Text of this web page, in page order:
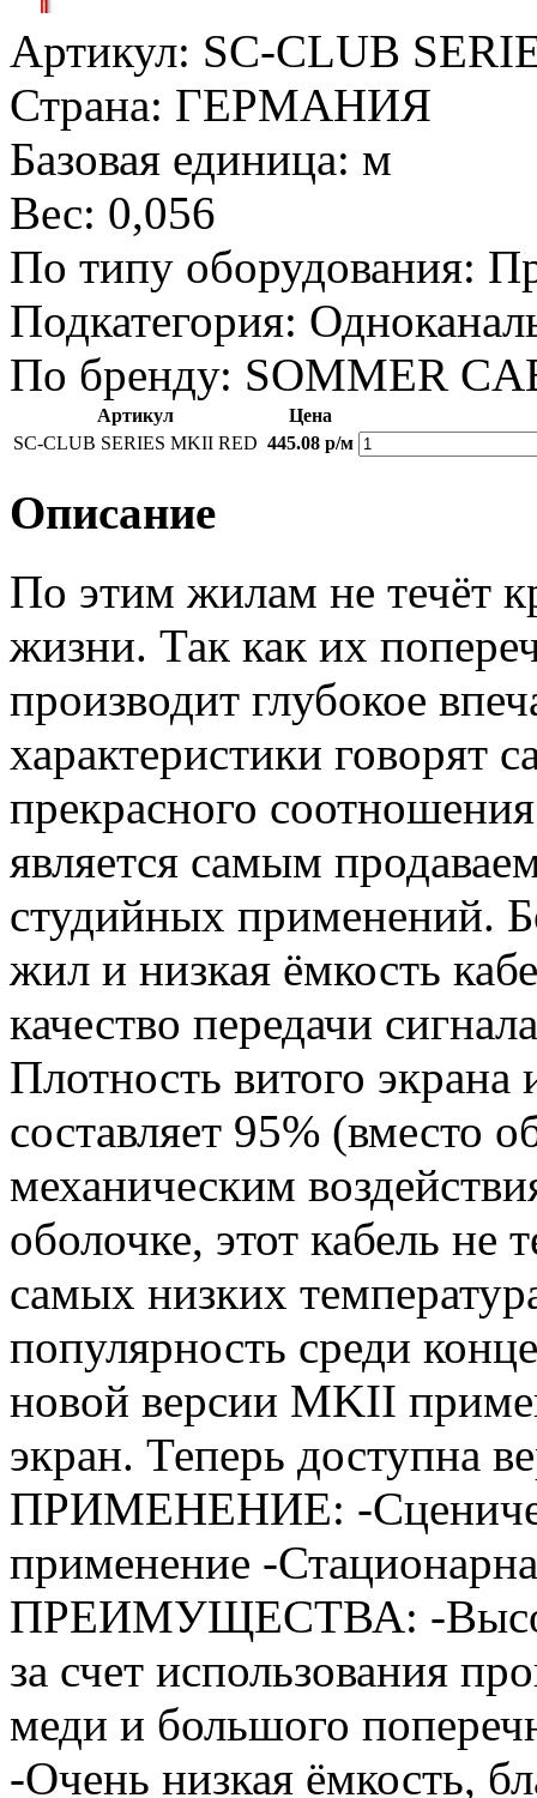
Артикул: SC-CLUB
Страна: ГЕРМАНИЯ
Базовая единица: м
Вес: 0,056
По типу оборудования:
Подкатегория:
По бренду: SOMMER
Артикул
Цена
SC-CLUB SERIES MKII RED 445.08 р/м
Описание
По этим жилам не течёт
жизни. Так как их
производит глубокое
характеристики говорят
прекрасного
является самым
студийных применений.
жил и низкая ёмкость
качество передачи
Плотность витого
составляет 95% (вместо
механическим
оболочке, этот кабель не
самых низких
популярность среди
новой версии MKII
экран. Теперь доступна
ПРИМЕНЕНИЕ: -
применение -
ПРЕИМУЩЕСТВА: -
за счет использования
меди и большого
-Очень низкая ёмкость,